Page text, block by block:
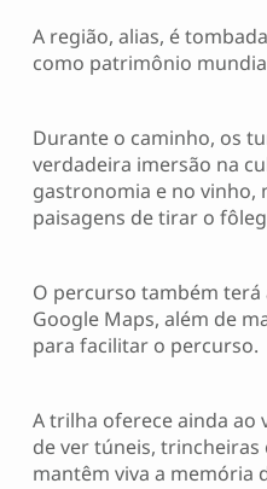
A região, alias, é
como patrimônio
Durante o caminho, os
verdadeira imersão na
gastronomia e no vinho,
paisagens de tirar o
O percurso também
Google Maps, além de
para facilitar o percurso.
A trilha oferece ainda
de ver túneis,
mantêm viva a memória